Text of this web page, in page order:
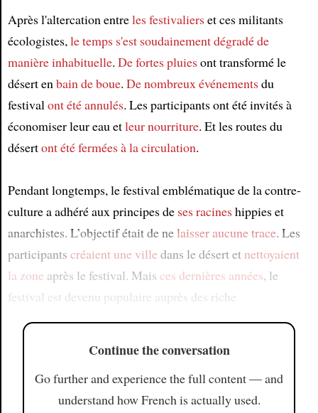
Article
Après l'altercation entreles festivalierset ces militants
écologistes, le temps s'est soudainement dégradéde
manière inhabituelle. De fortes pluiesont transformé le
désert en bain de boue. De nombreux événementsdu
festival ont été annulés. Les participants ont été invités à
économiser leur eau etleur nourriture. Et les routes du
désertont été fermées à la circulation.
Pendant longtemps, le festival emblématique de la contre-
culture a adhéré aux principes de ses racineshippies et
anarchistes. L’objectif était de nelaisser aucune trace. Les
participants créaient une villedans le désert et nettoyaient
la zone après le festival. Mais ces dernières années, le
festival est devenu populaire auprès des riche
Continue the conversation
Go further and experience the full content — and
understand how French is actually used.